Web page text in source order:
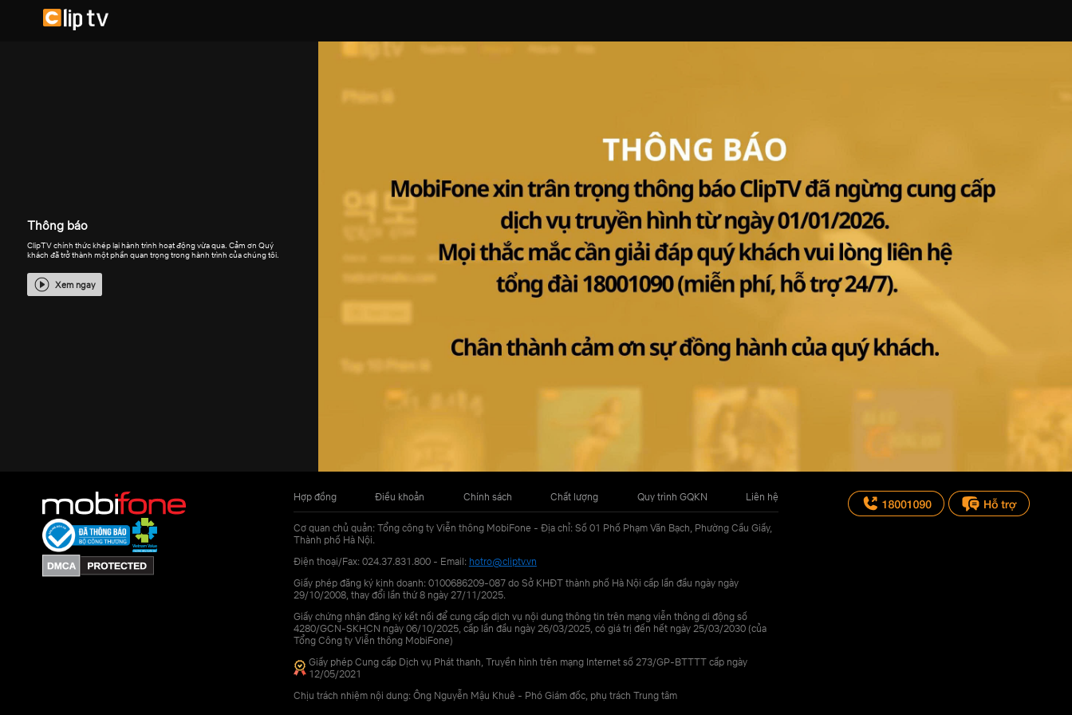
Thông báo
ClipTV chính thức khép lại hành trình hoạt động vừa qua. Cảm ơn Quý
khách đã trở thành một phần quan trọng trong hành trình của chúng tôi.
Xem ngay
Hợp đồng Điều khoản Chính sách Chất lượng Quy trình GQKN Liên hệ
Cơ quan chủ quản: Tổng công ty Viễn thông MobiFone - Địa chỉ: Số 01 Phố Phạm Văn Bạch, Phường Cầu Giấy,
Thành phố Hà Nội.
Điện thoại/Fax: 024.37.831.800 - Email: hotro@cliptv.vn
Giấy phép đăng ký kinh doanh: 0100686209-087 do Sở KHĐT thành phố Hà Nội cấp lần đầu ngày ngày
29/10/2008, thay đổi lần thứ 8 ngày 27/11/2025.
Giấy chứng nhận đăng ký kết nối để cung cấp dịch vụ nội dung thông tin trên mạng viễn thông di động số
4280/GCN-SKHCN ngày 06/10/2025, cấp lần đầu ngày 26/03/2025, có giá trị đến hết ngày 25/03/2030 (của
Tổng Công ty Viễn thông MobiFone)
Giấy phép Cung cấp Dịch vụ Phát thanh, Truyền hình trên mạng Internet số 273/GP-BTTTT cấp ngày
12/05/2021
Chịu trách nhiệm nội dung: Ông Nguyễn Mậu Khuê - Phó Giám đốc, phụ trách Trung tâm